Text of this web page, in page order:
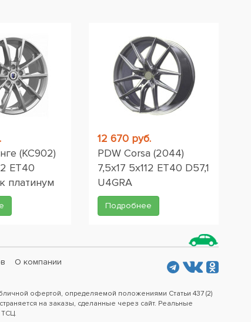
(КС902)
ET40
платинум
12 670 руб.
PDW Corsa (2044)
7,5x17 5x112 ET40 D57,1
U4GRA
Подробнее
О компании
офертой, определяемой положениями Статьи 437 (2)
на заказы, сделанные через сайт. Реальные
ТСЦ.